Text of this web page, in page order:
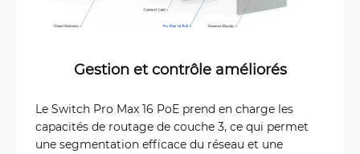
Gestion et contrôle améliorés
Le Switch Pro Max 16 PoE prend en charge les
capacités de routage de couche 3, ce qui permet
une segmentation efficace du réseau et une